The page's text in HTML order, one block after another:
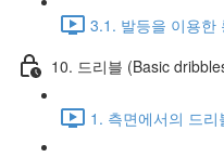
3.1. 발등을 이용한
10. 드리블 (Basic
1. 측면에서의 드리